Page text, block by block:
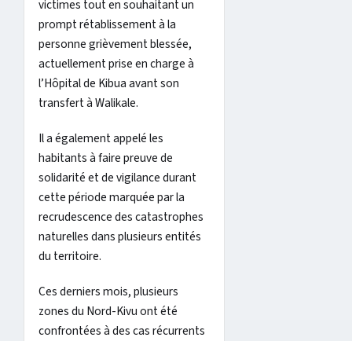
victimes tout en souhaitant un
prompt rétablissement à la
personne grièvement blessée,
actuellement prise en charge à
l’Hôpital de Kibua avant son
transfert à Walikale.
Il a également appelé les
habitants à faire preuve de
solidarité et de vigilance durant
cette période marquée par la
recrudescence des catastrophes
naturelles dans plusieurs entités
du territoire.
Ces derniers mois, plusieurs
zones du Nord-Kivu ont été
confrontées à des cas récurrents